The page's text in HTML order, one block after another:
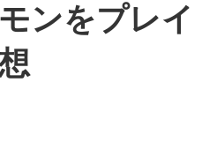
ンをプレイ